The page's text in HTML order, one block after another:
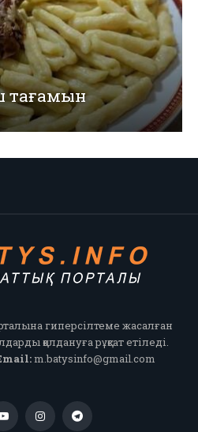
тағамын
гиперсілтеме жасалған
қолдануға рұқсат етіледі.
m.batysinfo@gmail.com